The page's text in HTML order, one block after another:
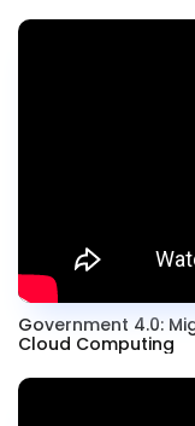
Government 4.0:
Cloud Computing